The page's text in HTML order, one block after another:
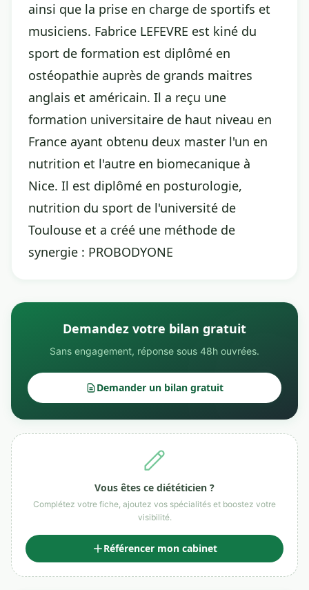
ainsi que la prise en charge de sportifs et
musiciens. Fabrice LEFEVRE est kiné du
sport de formation est diplômé en
ostéopathie auprès de grands maitres
anglais et américain. Il a reçu une
formation universitaire de haut niveau en
France ayant obtenu deux master l'un en
nutrition et l'autre en biomecanique à
Nice. Il est diplômé en posturologie,
nutrition du sport de l'université de
Toulouse et a créé une méthode de
synergie : PROBODYONE
Demandez votre bilan gratuit
Sans engagement, réponse sous 48h ouvrées.
Demander un bilan gratuit
Vous êtes ce diététicien ?
Complétez votre fiche, ajoutez vos spécialités et boostez votre
visibilité.
Référencer mon cabinet